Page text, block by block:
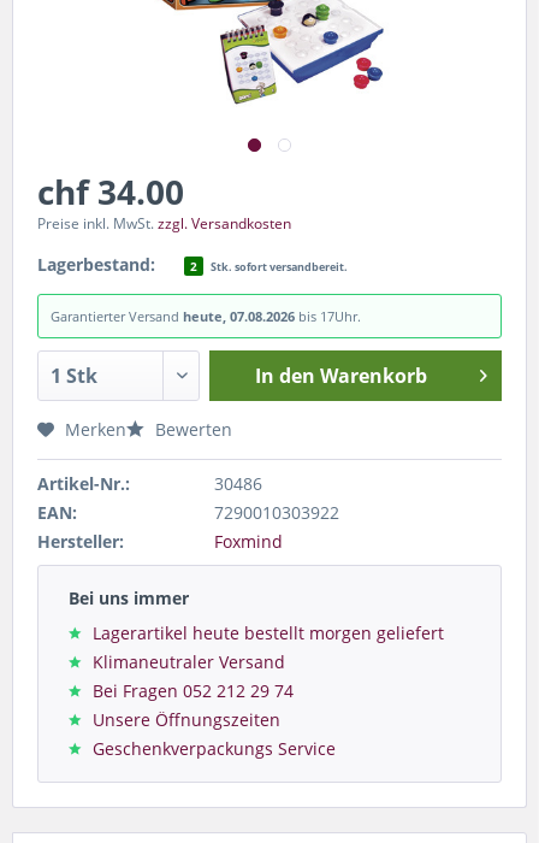
chf 34.00
Preise inkl. MwSt.zzgl. Versandkosten
Lagerbestand: 2 Stk. sofort versandbereit.
Garantierter Versand heute, 07.08.2026 bis 17Uhr.
In den Warenkorb
Merken Bewerten
Artikel-Nr.:
30486
EAN:
7290010303922
Hersteller:
Foxmind
Bei uns immer
Lagerartikel heute bestellt morgen geliefert
Klimaneutraler Versand
Bei Fragen 052 212 29 74
Unsere Öffnungszeiten
Geschenkverpackungs Service